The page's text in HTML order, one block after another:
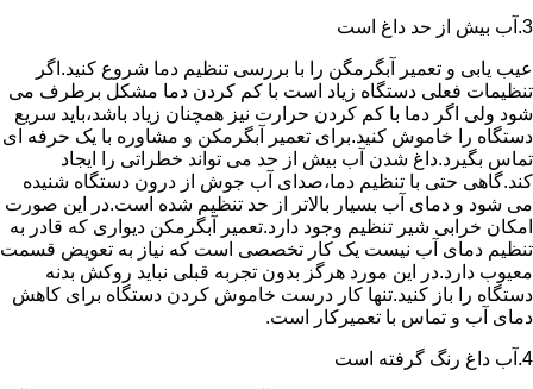
3.آب بیش از حد داغ است
عیب یابی و تعمیر آبگرمگن را با بررسی تنظیم دما شروع کنید.اگر
تنظیمات فعلی دستگاه زیاد است با کم کردن دما مشکل برطرف می
شود ولی اگر دما با کم کردن حرارت نیز همچنان زیاد باشد،باید سریع
دستگاه را خاموش کنید.برای تعمیر آبگرمکن و مشاوره با یک حرفه ای
تماس بگیرد.داغ شدن آب بیش از حد می تواند خطراتی را ایجاد
کند.گاهی حتی با تنظیم دما،صدای آب جوش از درون دستگاه شنیده
می شود و دمای آب بسیار بالاتر از حد تنظیم شده است.در این صورت
امکان خرابی شیر تنظیم وجود دارد.تعمیر آبگرمکن دیواری که قادر به
تنظیم دمای آب نیست یک کار تخصصی است که نیاز به تعویض قسمت
معیوب دارد.در این مورد هرگز بدون تجربه قبلی نباید روکش بدنه
دستگاه را باز کنید.تنها کار درست خاموش کردن دستگاه برای کاهش
دمای آب و تماس با تعمیرکار است.
4.آب داغ رنگ گرفته است